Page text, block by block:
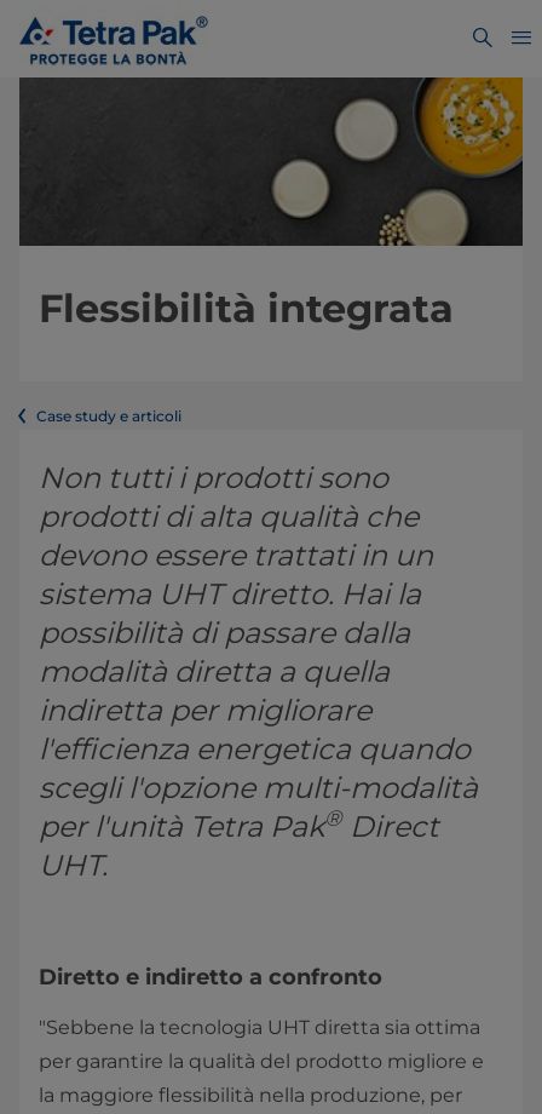
Flessibilità integrata
Case study e articoli
Non tutti i prodotti sono
prodotti di alta qualità che
devono essere trattati in un
sistema UHT diretto. Hai la
possibilità di passare dalla
modalità diretta a quella
indiretta per migliorare
l'efficienza energetica quando
scegli l'opzione multi-modalità
per l'unità Tetra Pak®Direct
UHT.
Diretto e indiretto a confronto
"Sebbene la tecnologia UHT diretta sia ottima
per garantire la qualità del prodotto migliore e
la maggiore flessibilità nella produzione, per